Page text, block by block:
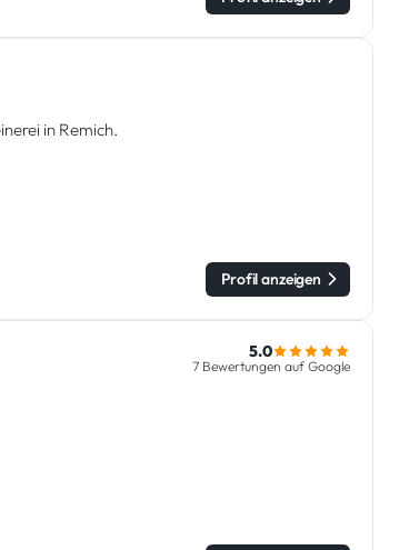
in Remich.
Profil anzeigen
5.0
7 Bewertungen auf Google